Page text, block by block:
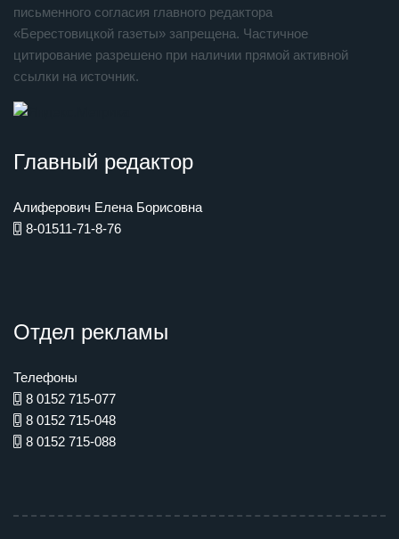
письменного согласия главного редактора
«Берестовицкой газеты» запрещена. Частичное
цитирование разрешено при наличии прямой активной
ссылки на источник.
Главный редактор
Алиферович Елена Борисовна
8-01511-71-8-76
Отдел рекламы
Телефоны
8 0152 715-077
8 0152 715-048
8 0152 715-088